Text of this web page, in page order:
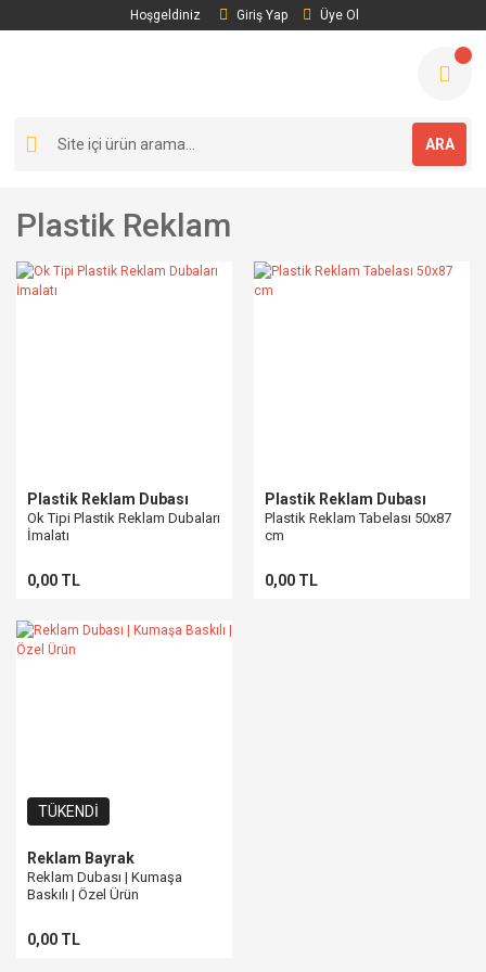
Hoşgeldiniz Giriş Yap Üye Ol
ARA
Plastik Reklam
Plastik Reklam Dubası
Ok Tipi Plastik Reklam Dubaları
İmalatı
0,00 TL
Plastik Reklam Dubası
Plastik Reklam Tabelası 50x87
cm
0,00 TL
TÜKENDİ
Reklam Bayrak
Reklam Dubası | Kumaşa
Baskılı | Özel Ürün
0,00 TL